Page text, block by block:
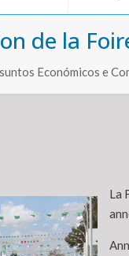
de la
Económicos e
La